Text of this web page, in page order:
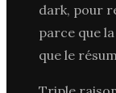
dark, pour
parce que
que le